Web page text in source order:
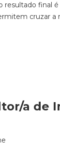
resultado final
cruzar a
a de